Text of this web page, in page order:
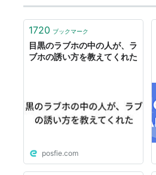
1720 ブックマーク
目黒のラブホの中の人が、ラ
ブホの誘い方を教えてくれた
posfie.com